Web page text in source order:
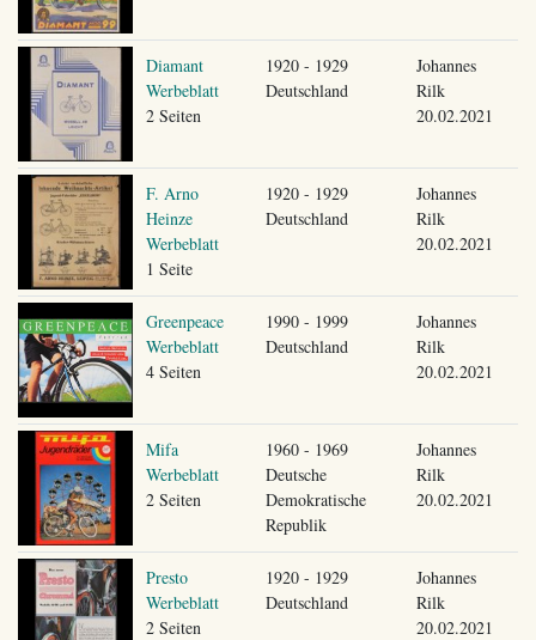
Diamant
Werbeblatt
2 Seiten
1920 - 1929
Deutschland
Johannes
Rilk
20.02.2021
F. Arno
Heinze
Werbeblatt
1 Seite
1920 - 1929
Deutschland
Johannes
Rilk
20.02.2021
Greenpeace
Werbeblatt
4 Seiten
1990 - 1999
Deutschland
Johannes
Rilk
20.02.2021
Mifa
Werbeblatt
2 Seiten
1960 - 1969
Deutsche
Demokratische
Republik
Johannes
Rilk
20.02.2021
Presto
Werbeblatt
2 Seiten
1920 - 1929
Deutschland
Johannes
Rilk
20.02.2021